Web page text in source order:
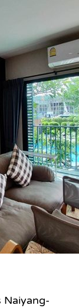
Naiyang-